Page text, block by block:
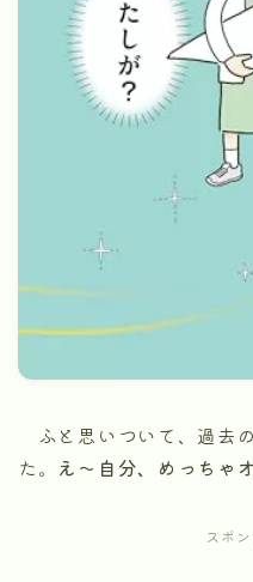
ふと思いついて、過去
た。 え～自分、めっちゃ
スポ